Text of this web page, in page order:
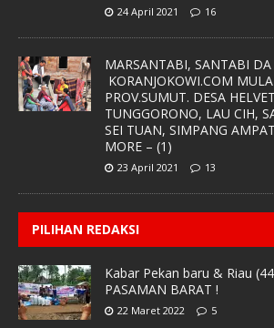
24 April 2021 16
MARSANTABI, SANTABI DA
KORANJOKOWI.COM
PROV.SUMUT. DESA
TUNGGORONO, LAU CIH,
SEI TUAN, SIMPANG
MORE – (1)
23 April 2021 13
PILIHAN REDAKSI
Kabar Pekan baru & Riau
PASAMAN BARAT !
22 Maret 2022 5